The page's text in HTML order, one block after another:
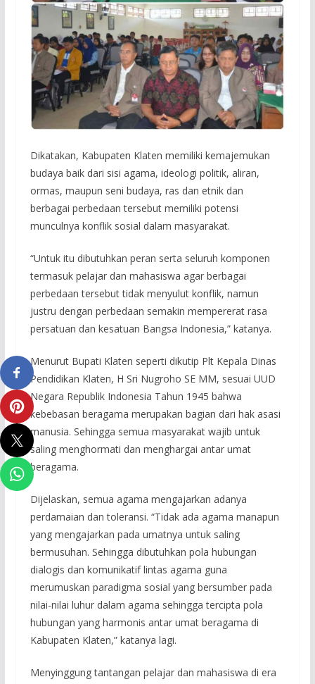
Dikatakan, Kabupaten Klaten memiliki kemajemukan
budaya baik dari sisi agama, ideologi politik, aliran,
ormas, maupun seni budaya, ras dan etnik dan
berbagai perbedaan tersebut memiliki potensi
munculnya konflik sosial dalam masyarakat.
“Untuk itu dibutuhkan peran serta seluruh komponen
termasuk pelajar dan mahasiswa agar berbagai
perbedaan tersebut tidak menyulut konflik, namun
justru dengan perbedaan semakin mempererat rasa
persatuan dan kesatuan Bangsa Indonesia,” katanya.
Menurut Bupati Klaten seperti dikutip Plt Kepala Dinas
Pendidikan Klaten, H Sri Nugroho SE MM, sesuai UUD
Negara Republik Indonesia Tahun 1945 bahwa
kebebasan beragama merupakan bagian dari hak asasi
manusia. Sehingga semua masyarakat wajib untuk
saling menghormati dan menghargai antar umat
beragama.
Dijelaskan, semua agama mengajarkan adanya
perdamaian dan toleransi. “Tidak ada agama manapun
yang mengajarkan pada umatnya untuk saling
bermusuhan. Sehingga dibutuhkan pola hubungan
dialogis dan komunikatif lintas agama guna
merumuskan paradigma sosial yang bersumber pada
nilai-nilai luhur dalam agama sehingga tercipta pola
hubungan yang harmonis antar umat beragama di
Kabupaten Klaten,” katanya lagi.
Menyinggung tantangan pelajar dan mahasiswa di era